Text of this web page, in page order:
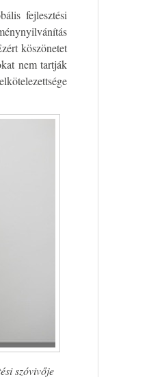
fejlesztési
köszönetet
nem tartják
szóvivője